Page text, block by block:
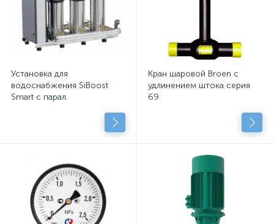
Установка для
водоснабжения SiBoost
Smart с парал.
центробежными насосами
Кран шаровой Broen с
удлинением штока серия
69